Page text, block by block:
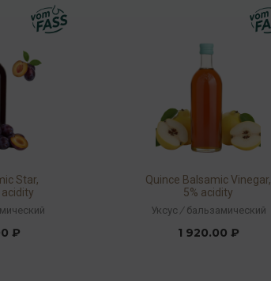
Star,
acidity
₽
Quince Balsamic Vinegar,
5% acidity
Уксус / бальзамический
1 920.00 ₽